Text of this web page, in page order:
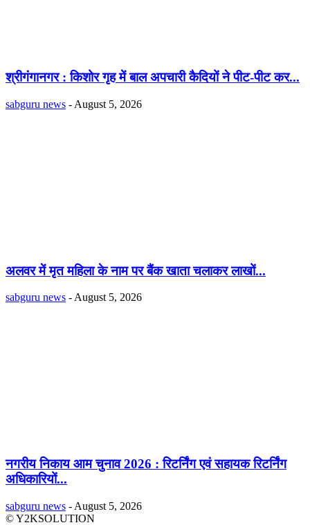
श्रीगंगानगर : किशोर गृह में बाल अपचारी कैदियों ने पीट-पीट कर...
sabguru news - August 5, 2026
अलवर में मृत महिला के नाम पर बैंक खाता चलाकर लाखों...
sabguru news - August 5, 2026
नगरीय निकाय आम चुनाव 2026 : रिटर्निंग एवं सहायक रिटर्निंग
अधिकारियों...
sabguru news - August 5, 2026
© Y2KSOLUTION